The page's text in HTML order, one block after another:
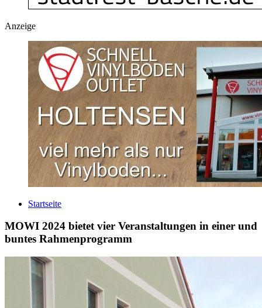
Anzeige
Startseite
MOWI 2024 bietet vier Veranstaltungen in einer und
buntes Rahmenprogramm